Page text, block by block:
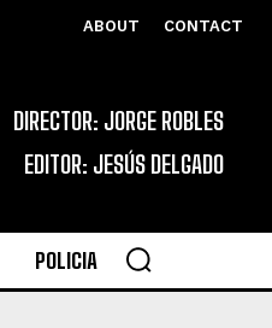
ABOUT CONTACT
DIRECTOR: JORGE ROBLES
EDITOR: JESÚS DELGADO
POLICIA